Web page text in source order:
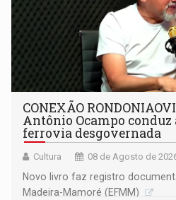
CONEXÃO
Antônio Ocampo
ferrovia desgovernada
Cultura 08 de Agosto de
Novo livro faz registro
Madeira-Mamoré (EFMM)